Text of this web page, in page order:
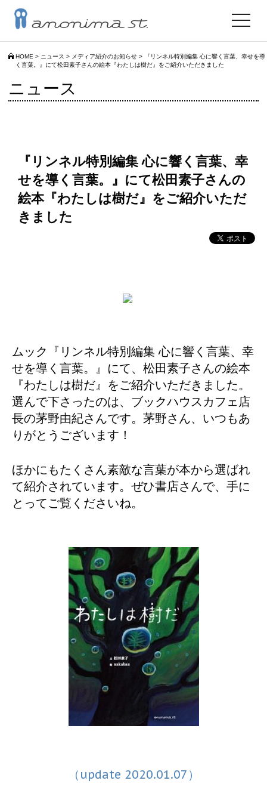
HOME > ニュース > メディア紹介のお知らせ >
『リンネル特別編集 心に響く言葉、幸せを導
く言葉。』にて松田素子さんの絵本『わたしは樹だ』をご紹介いただきました
toggle
ニュース
『リンネル特別編集 心に響く言葉、幸
せを導く言葉。』にて松田素子さんの
絵本『わたしは樹だ』をご紹介いただ
きました
ムック『リンネル特別編集 心に響く言葉、幸
せを導く言葉。』にて、松田素子さんの絵本
『わたしは樹だ』をご紹介いただきました。
選んで下さったのは、ブックハウスカフェ店
長の茅野由紀さんです。茅野さん、いつもあ
りがとうございます！
ほかにもたくさん素敵な言葉が本から選ばれ
て紹介されています。ぜひ書店さんで、手に
とってご覧くださいね。
（update 2020.01.07）